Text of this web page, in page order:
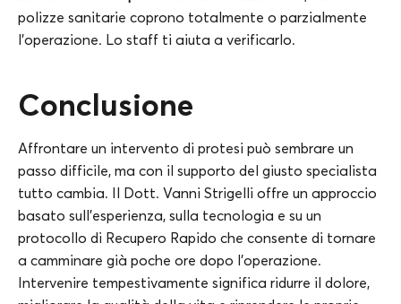
polizze sanitarie coprono totalmente o parzialmente
l’operazione. Lo staff ti aiuta a verificarlo.
Conclusione
Affrontare un intervento di protesi può sembrare un
passo difficile, ma con il supporto del giusto specialista
tutto cambia. Il Dott. Vanni Strigelli offre un approccio
basato sull’esperienza, sulla tecnologia e su un
protocollo di Recupero Rapido che consente di tornare
a camminare già poche ore dopo l’operazione.
Intervenire tempestivamente significa ridurre il dolore,